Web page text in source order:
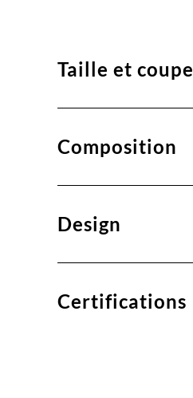
Taille et coupe
Composition
Design
Certifications